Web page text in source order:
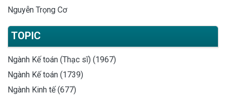
Nguyễn Trọng Cơ
TOPIC
Ngành Kế toán (Thạc sĩ) (1967)
Ngành Kế toán (1739)
Ngành Kinh tế (677)